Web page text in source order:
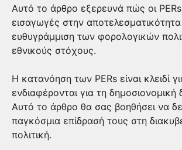
Αυτό το άρθρο εξερευνά πώς οι
εισαγωγές στην αποτελεσματικότητα
ευθυγράμμιση των φορολογικών
εθνικούς στόχους.
Η κατανόηση των PERs είναι κλειδί
ενδιαφέρονται για τη δημοσιονομική
Αυτό το άρθρο θα σας βοηθήσει να
παγκόσμια επίδρασή τους στη
πολιτική.